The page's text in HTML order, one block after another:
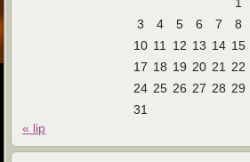
1
3
4 5 6 7 8
10 11 12 13 14 15
17 18 19 20 21 22
24 25 26 27 28 29
31
« lip